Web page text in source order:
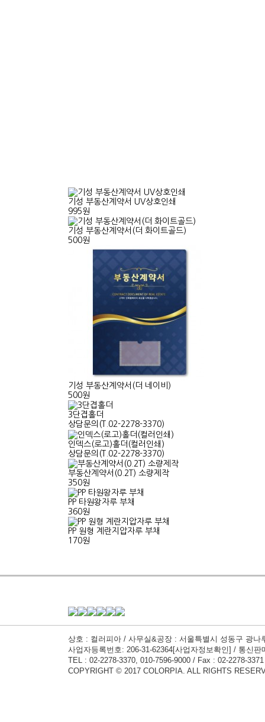
기성 부동산계약서 UV상호인쇄
995원
기성 부동산계약서(더 화이트골드)
500원
기성 부동산계약서(더 네이비)
500원
3단겹홀더
상담문의(T.02-2278-3370)
인덱스(로고)홀더(컬러인쇄)
상담문의(T.02-2278-3370)
부동산계약서(0.2T) 소량제작
350원
PP 타원왕자루 부채
360원
PP 원형 계란지압자루 부채
170원
상호 : 컬러피아 / 사무실&공장 : 서울특별시 성동구 광
사업자등록번호: 206-31-62364[사업자정보확인] / 통신판
TEL : 02-2278-3370, 010-7596-9000 / Fax : 02-2278-
COPYRIGHT © 2017 COLORPIA. ALL RIGHTS